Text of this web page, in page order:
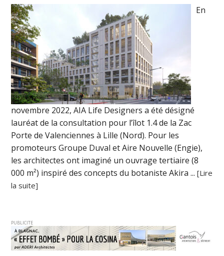
En
novembre 2022, AIA Life Designers a été désigné
lauréat de la consultation pour l’îlot 1.4 de la Zac
Porte de Valenciennes à Lille (Nord). Pour les
promoteurs Groupe Duval et Aire Nouvelle (Engie),
les architectes ont imaginé un ouvrage tertiaire (8
000 m²) inspiré des concepts du botaniste Akira ...[Lire
la suite]
PUBLICITE